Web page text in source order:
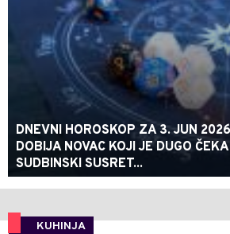
DNEVNI HOROSKOP ZA 3. JUN
DOBIJA NOVAC KOJI JE DUGO
SUDBINSKI SUSRET...
KUHINJA